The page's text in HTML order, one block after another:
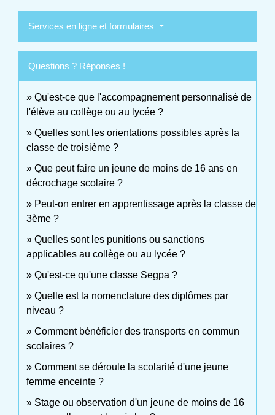
Services en ligne et formulaires
Questions ? Réponses !
Qu'est-ce que l'accompagnement personnalisé de
l'élève au collège ou au lycée ?
Quelles sont les orientations possibles après la
classe de troisième ?
Que peut faire un jeune de moins de 16 ans en
décrochage scolaire ?
Peut-on entrer en apprentissage après la classe de
3ème ?
Quelles sont les punitions ou sanctions
applicables au collège ou au lycée ?
Qu'est-ce qu'une classe Segpa ?
Quelle est la nomenclature des diplômes par
niveau ?
Comment bénéficier des transports en commun
scolaires ?
Comment se déroule la scolarité d'une jeune
femme enceinte ?
Stage ou observation d'un jeune de moins de 16